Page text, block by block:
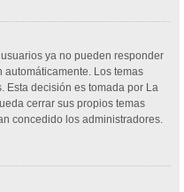
ya no pueden responder
Los temas
Esta decisión es tomada por La
cerrar sus propios temas
concedido los administradores.